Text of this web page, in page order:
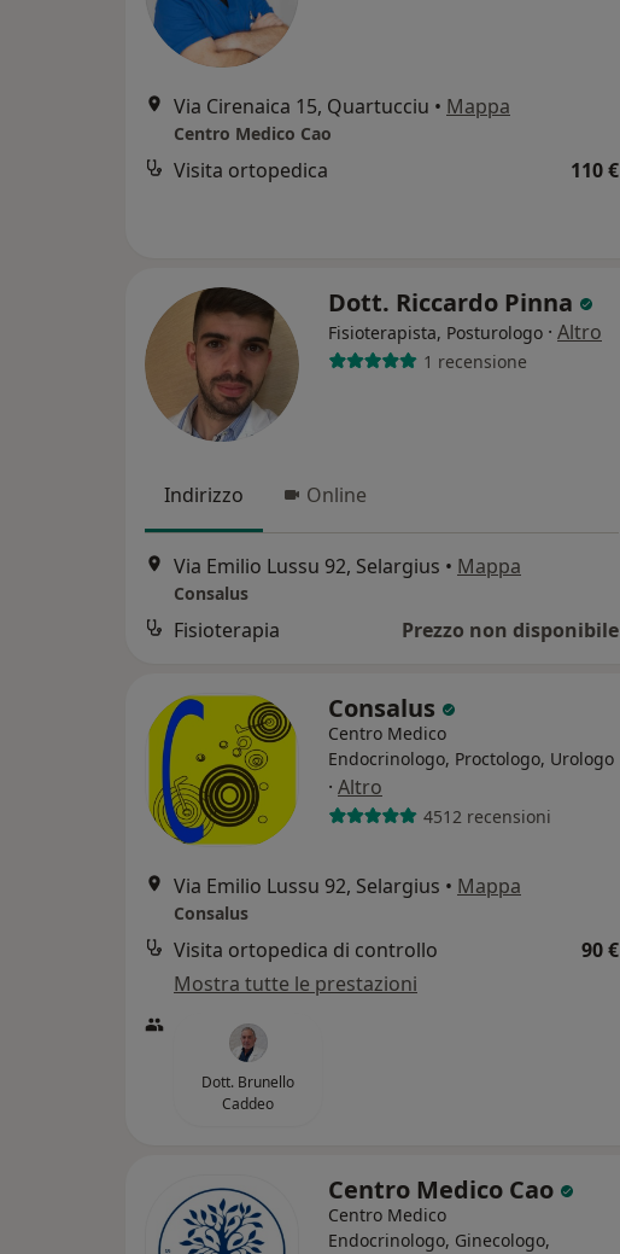
Via Cirenaica 15, Quartucciu • Mappa
Centro Medico Cao
Visita ortopedica 110 €
Dott. Riccardo Pinna
Fisioterapista, Posturologo · Altro
1 recensione
Indirizzo Online
Via Emilio Lussu 92, Selargius • Mappa
Consalus
Fisioterapia Prezzo non disponibile
Consalus
Centro Medico
Endocrinologo, Proctologo, Urologo
· Altro
4512 recensioni
Via Emilio Lussu 92, Selargius • Mappa
Consalus
Visita ortopedica di controllo
90 €
Mostra tutte le prestazioni
Dott. Brunello
Caddeo
Centro Medico Cao
Centro Medico
Endocrinologo, Ginecologo,